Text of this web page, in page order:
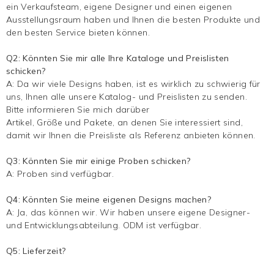
ein Verkaufsteam, eigene Designer und einen eigenen
Ausstellungsraum haben und Ihnen die besten Produkte und
den besten Service bieten können.
Q2: Könnten Sie mir alle Ihre Kataloge und Preislisten
schicken?
A: Da wir viele Designs haben, ist es wirklich zu schwierig für
uns, Ihnen alle unsere Katalog- und Preislisten zu senden.
Bitte informieren Sie mich darüber
Artikel, Größe und Pakete, an denen Sie interessiert sind,
damit wir Ihnen die Preisliste als Referenz anbieten können.
Q3: Könnten Sie mir einige Proben schicken?
A: Proben sind verfügbar.
Q4: Könnten Sie meine eigenen Designs machen?
A: Ja, das können wir. Wir haben unsere eigene Designer-
und Entwicklungsabteilung. ODM ist verfügbar.
Q5: Lieferzeit?